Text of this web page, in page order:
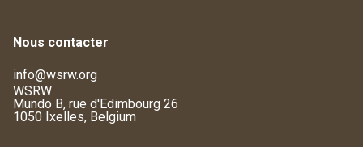
Nous contacter
info@wsrw.org
WSRW
Mundo B, rue d'Edimbourg 26
1050 Ixelles, Belgium